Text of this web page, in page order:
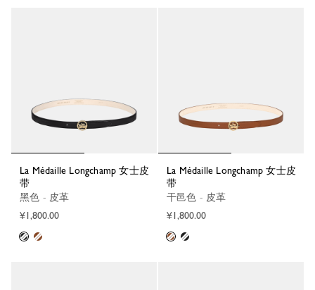
La Médaille Longchamp 女士皮
带
黑色 - 皮革
¥1,800.00
La Médaille Longchamp 女士皮
带
干邑色 - 皮革
¥1,800.00